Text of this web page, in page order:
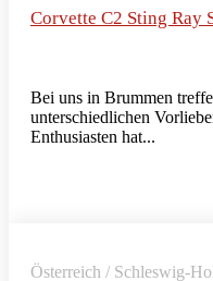
Corvette C2 Sting Ray
Bei uns in Brummen
unterschiedlichen
Enthusiasten hat...
Österreich / Schleswig-